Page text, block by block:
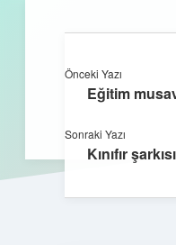
aç
Önceki Yazı
Eğitim
Sonraki Yazı
Kınıfır